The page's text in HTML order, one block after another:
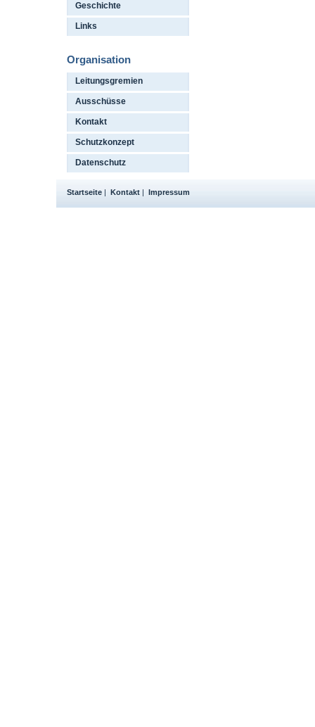
Geschichte
Links
Organisation
Leitungsgremien
Ausschüsse
Kontakt
Schutzkonzept
Datenschutz
Startseite | Kontakt | Impressum